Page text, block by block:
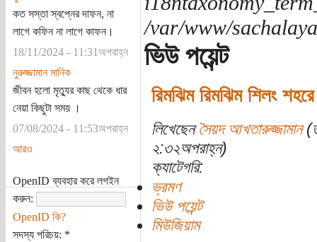
কত সস্তা স্বপ্নের দাফন, না
লাগে কফিন না লাগে কাফন।
18/11/2024 - 11:31অপরাহ্ন
নুরুজ্জামান মানিক
জীবন হলো মৃত্যুর কাছ থেকে ধার
নেয়া কিছুটা সময় ।
07/08/2024 - 11:53অপরাহ্ন
আরও
OpenID ব্যবহার করে লগইন
করুন:
OpenID কি?
সদস্য পরিচয়: *
/var/www/
ভিউ পয়েন্ট
রিমঝিম রিমঝিম শিলং
লিখেছেনসৈয়দ আখতারুজ্জামান
২:৩২অপরাহ্ন)
ক্যাটেগরি:
ভ্রমণ
ভিউ পয়েন্ট
মিউজিয়াম